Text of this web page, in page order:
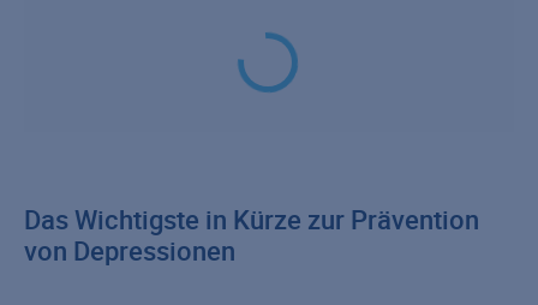
Das Wichtigste in Kürze zur Prävention
von Depressionen